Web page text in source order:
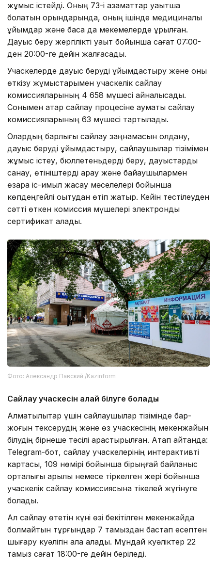
жұмыс істейді. Оның 73-і азаматтар уақытша
болатын орындарында, оның ішінде медициналық
ұйымдар және басқа да мекемелерде құрылған.
Дауыс беру жергілікті уақыт бойынша сағат 07:00-
ден 20:00-ге дейін жалғасады.
Учаскелерде дауыс беруді ұйымдастыру және оны
өткізу жұмыстарымен учаскелік сайлау
комиссияларының 4 658 мүшесі айналысады.
Сонымен қатар сайлау процесіне аумақтық сайлау
комиссияларының 63 мүшесі тартылады.
Олардың барлығы сайлау заңнамасын қолдану,
дауыс беруді ұйымдастыру, сайлаушылар тізімімен
жұмыс істеу, бюллетеньдерді беру, дауыстарды
санау, өтініштерді қарау және байқаушылармен
өзара іс-қимыл жасау мәселелері бойынша
көпдеңгейлі оқытудан өтіп жатыр. Кейін тестілеуден
сәтті өткен комиссия мүшелері электронды
сертификат алады.
Фото: Александр Павский /Kazinform
Сайлау учаскесін қалай білуге болады
Алматылықтар үшін сайлаушылар тізімінде бар-
жоғын тексерудің және өз учаскесінің мекенжайын
білудің бірнеше тәсілі қарастырылған. Атап айтқанда:
Telegram-бот, сайлау учаскелерінің интерактивті
картасы, 109 нөмірі бойынша бірыңғай байланыс
орталығы арқылы немесе тіркелген жері бойынша
учаскелік сайлау комиссиясына тікелей жүгінуге
болады.
Ал сайлау өтетін күні өзі бекітілген мекенжайда
болмайтын тұрғындар 7 тамыздан бастап есептен
шығару куәлігін ала алады. Мұндай куәліктер 22
тамыз сағат 18:00-ге дейін беріледі.